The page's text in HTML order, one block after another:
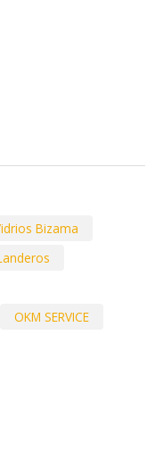
Bizama
OKM SERVICE